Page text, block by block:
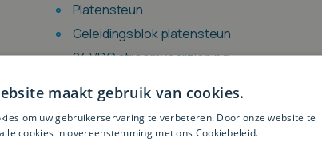
Platensteun
Geleidingsblok platensteun
24 VDC stroomvoorziening
maakt gebruik van cookies.
om uw gebruikerservaring te verbeteren. Door onze website te
cookies in overeenstemming met ons Cookiebeleid.